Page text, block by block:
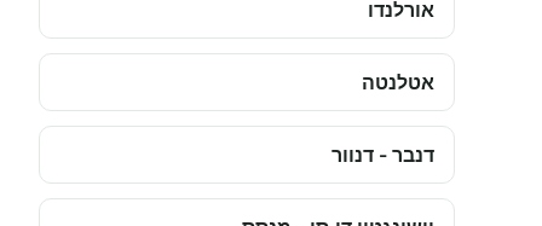
אורלנדו
אטלנטה
דנבר - דנוור